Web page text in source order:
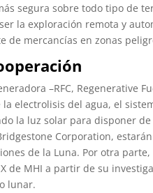
segura sobre todo tipo de
la exploración remota y
de mercancías en zonas
–RFC, Regenerative
electrolisis del agua, el
la luz solar para disponer
Corporation,
de la Luna. Por otra parte,
de MHI a partir de su
lunar.